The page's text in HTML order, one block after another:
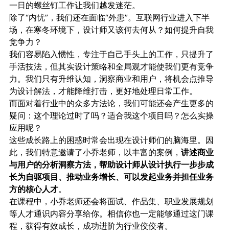
一日的螺丝钉工作让我们越发迷茫。
除了“内忧”，我们还在面临“外患”。互联网行业进入下半
场，在寒冬环境下，设计师又该何去何从？如何提升自我
竞争力？
我们容易陷入惯性，专注于自己手头上的工作，只提升了
手活技法，但其实设计策略和全局观才能使我们更有竞争
力。我们只有升维认知，洞察商业和用户，将机会点推导
为设计解法，才能降维打击，更好地处理日常工作。
而面对着行业中的众多方法论，我们可能还会产生更多的
疑问：这个理论过时了吗？适合我这个项目吗？怎么实操
应用呢？
这些成长路上的困惑时常会出现在设计师们的脑海里。因
此，我们特意邀请了小乔老师，以丰富的案例， 讲述商业
与用户的分析洞察方法，帮助设计师从设计执行一步步成
长为自驱项目、推动业务增长、可以发起业务并担任业务
方的核心人才。
在课程中，小乔老师还会将面试、作品集、职业发展规划
等人才通识内容分享给你。相信你也一定能够通过这门课
程，获得有效成长，成功进阶为行业佼佼者。